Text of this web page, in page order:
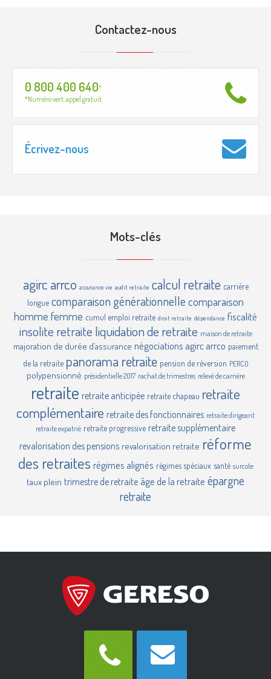
Contactez-nous
0 800 400 640*
*Numéro vert, appel gratuit
Écrivez-nous
Mots-clés
agirc arrco assurance vie audit retraite calcul retraite carrière
longue comparaison générationnelle comparaison
homme femme cumul emploi retraite droit retraite dépendance fiscalité
insolite retraite liquidation de retraite maison de retraite
majoration de durée d’assurance négociations agirc arrco paiement
de la retraite panorama retraite pension de réversion PERCO
polypensionné présidentielle 2017 rachat de trimestres relevé de carrière
retraite retraite anticipée retraite chapeau retraite
complémentaire retraite des fonctionnaires retraite dirigeant
retraite expatrié retraite progressive retraite supplémentaire
revalorisation des pensions revalorisation retraite réforme
des retraites régimes alignés régimes spéciaux santé surcote
taux plein trimestre de retraite âge de la retraite épargne
retraite